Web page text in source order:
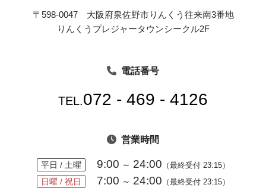
〒598-0047 大阪府泉佐野市りんくう往来南3番地
りんくうプレジャータウンシークル2F
電話番号
TEL.072 - 469 - 4126
営業時間
平日 / 土曜 9:00 ～ 24:00 （最終受付 23:15）
日曜 / 祝日 7:00 ～ 24:00 （最終受付 23:15）